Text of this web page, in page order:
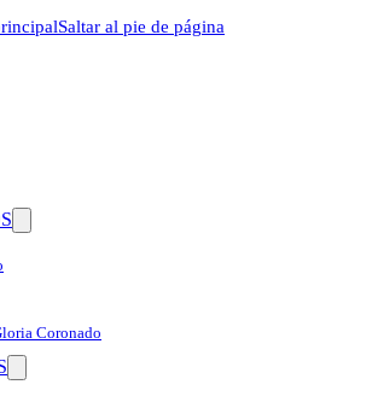
Saltar al pie de página
Coronado